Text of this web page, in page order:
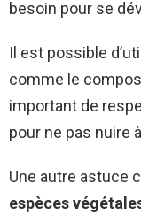
besoin pour se
Il est possible
comme le
important de
pour ne pas nuire
Une autre astuce
espèces